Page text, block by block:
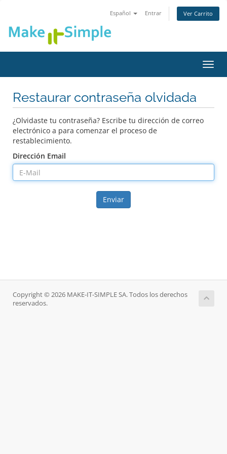
Español Entrar Ver Carrito
Restaurar contraseña olvidada
¿Olvidaste tu contraseña? Escribe tu dirección de correo
electrónico a para comenzar el proceso de
restablecimiento.
Dirección Email
Enviar
Copyright © 2026 MAKE-IT-SIMPLE SA. Todos los derechos
reservados.